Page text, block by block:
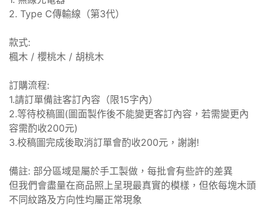
2. Type C傳輸線（第3代）
款式:
楓木 / 櫻桃木 / 胡桃木
訂購流程:
1.請訂單備註客訂內容（限15字內）
2.等待校稿圖(圖面製作後不能變更客訂內容，若需變更內
容需酌收200元)
3.校稿圖完成後取消訂單會酌收200元，謝謝!
備註: 部分區域是屬於手工製做，每批會有些許的差異
但我們會盡量在商品照上呈現最真實的模樣，但依每塊木頭
不同紋路及方向性均屬正常現象